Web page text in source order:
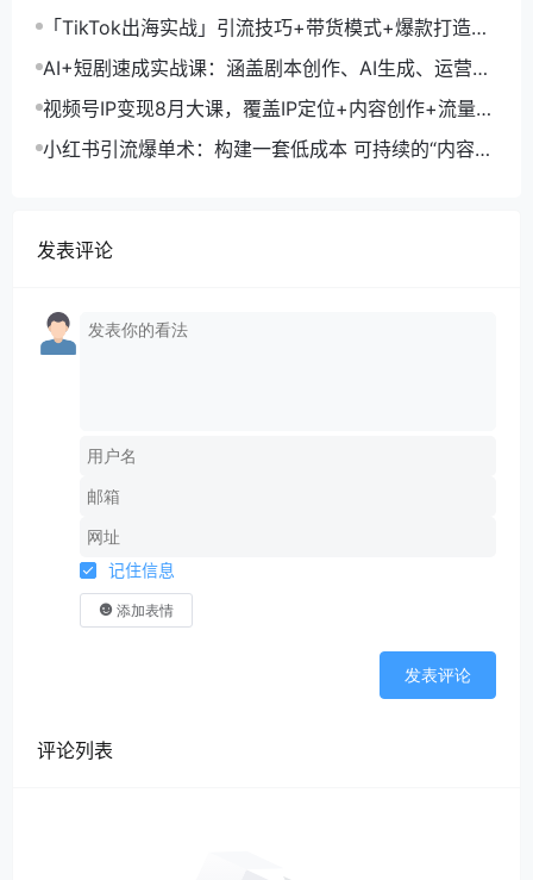
月询盘转化率提升200%
「TikTok出海实战」引流技巧+带货模式+爆款打造，
单月变现10万+秘籍
AI+短剧速成实战课：涵盖剧本创作、AI生成、运营变
现，单部剧收益破万
视频号IP变现8月大课，覆盖IP定位+内容创作+流量获
取+合规运营+商业转化
小红书引流爆单术：构建一套低成本 可持续的“内容-
发表评论
记住信息
添加表情
发表评论
评论列表